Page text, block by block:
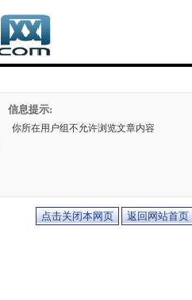
信息提示:
你所在用户组不允许浏览文章内容